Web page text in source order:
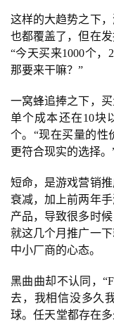
这样的大趋势之下
也都覆盖了，但在
“今天买来1000个，
那要来干嘛？”
一窝蜂追捧之下，
单个成本还在10块
个。“现在买量的性
更符合现实的选择。
短命，是游戏营销
衰减，加上前两年
产品，导致很多时
就这几个月推广一
中小厂商的心态。
黑曲曲却不认同，
去，我相信没多久
球。任天堂都存在